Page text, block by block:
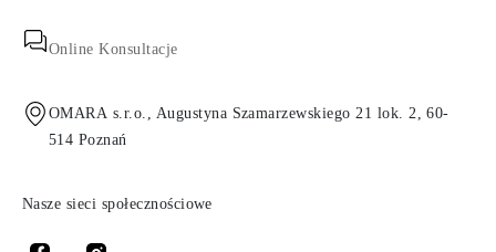
Online Konsultacje
OMARA s.r.o., Augustyna Szamarzewskiego 21 lok. 2, 60-
514 Poznań
Nasze sieci społecznościowe